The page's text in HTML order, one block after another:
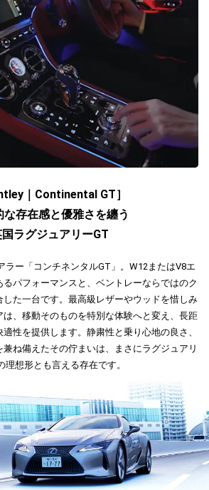
｜Continental GT］
な存在感と優雅さを纏う
ラグジュアリーGT
ラー「コンチネンタルGT」。W12またはV8エ
パフォーマンスと、ベントレーならではのク
した一台です。最高級レザーやウッドを惜しみ
、移動そのものを特別な体験へと変え、長距
性を提供します。静粛性と乗り心地の良さ、
ね備えたその佇まいは、まさにラグジュアリ
理想形とも言える存在です。